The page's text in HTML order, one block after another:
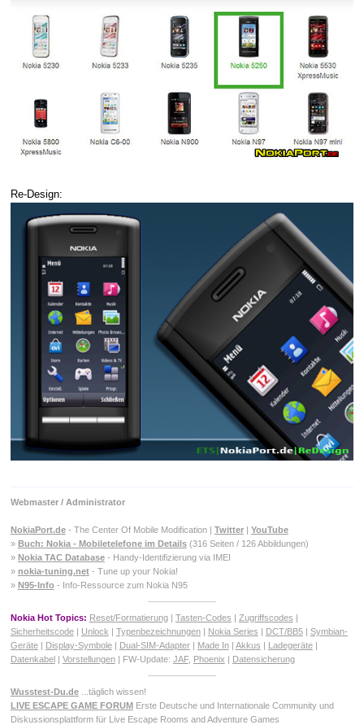
Re-Design:
Webmaster / Administrator
NokiaPort.de- The Center Of Mobile Modification | Twitter| YouTube
» Buch: Nokia - Mobiletelefone im Details(316 Seiten / 126 Abbildungen)
» Nokia TAC Database- Handy-Identifizierung via IMEI
» nokia-tuning.net- Tune up your Nokia!
» N95-Info - Info-Ressource zum Nokia N95
Nokia Hot Topics: Reset/Formatierung| Tasten-Codes Zugriffscodes
Sicherheitscode| Unlock Typenbezeichnungen| Nokia Series DCT/BB5| Symbian-
Geräte| Display-Symbole| Dual-SIM-Adapter| Made In| Akkus Ladegeräte|
Datenkabel
Vorstellungen| FW-Update: JAF, Phoenix Datensicherung
Wusstest-Du.de...täglich wissen!
LIVE ESCAPE GAME FORUMErste Deutsche und Internationale Community und
Diskussionsplattform für Live Escape Rooms and Adventure Games